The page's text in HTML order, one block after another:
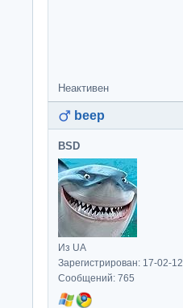
Неактивен
beep
BSD
Из UA
Зарегистрирован: 17-02-12
Сообщений: 765